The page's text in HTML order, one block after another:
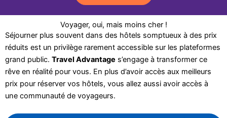
Voyager, oui, mais moins cher !
Séjourner plus souvent dans des hôtels somptueux à des prix
réduits est un privilège rarement accessible sur les plateformes
grand public. Travel Advantage s’engage à transformer ce
rêve en réalité pour vous. En plus d’avoir accès aux meilleurs
prix pour réserver vos hôtels, vous allez aussi avoir accès à
une communauté de voyageurs.